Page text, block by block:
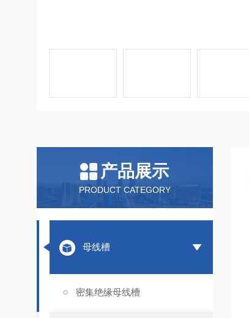
产品展示
PRODUCT CATEGORY
母线槽
密集绝缘母线槽